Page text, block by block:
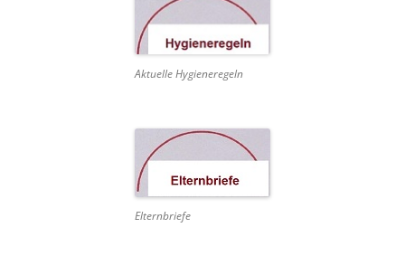
Aktuelle Hygieneregeln
Elternbriefe